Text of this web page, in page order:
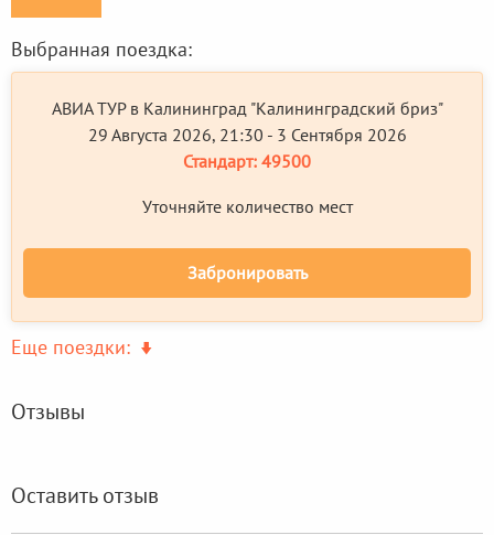
Выбранная поездка:
АВИА ТУР в Калининград "Калининградский бриз"
29 Августа 2026, 21:30 - 3 Сентября 2026
Стандарт: 49500
Уточняйте количество мест
Забронировать
Еще поездки:
Отзывы
Оставить отзыв